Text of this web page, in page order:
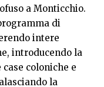
a Monticchio.
di
intere
introducendo la
coloniche e
la